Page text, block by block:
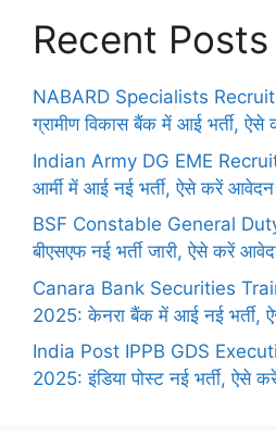
Recent Posts
NABARD Specialists
ग्रामीण विकास बैंक में आई भर्ती,
Indian Army DG EME
आर्मी में आई नई भर्ती, ऐसे करें आवेदन
BSF Constable General
बीएसएफ नई भर्ती जारी, ऐसे करें
Canara Bank Securities
2025: केनरा बैंक में आई नई भर्ती,
India Post IPPB GDS
2025: इंडिया पोस्ट नई भर्ती, ऐसे